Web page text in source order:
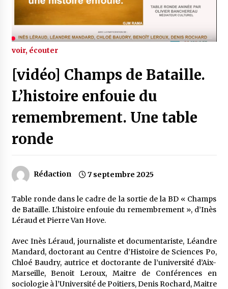
voir, écouter
[vidéo] Champs de Bataille.
L’histoire enfouie du
remembrement. Une table
ronde
Rédaction 7 septembre 2025
Table ronde dans le cadre de la sortie de la BD « Champs
de Bataille. L’histoire enfouie du remembrement », d’Inès
Léraud et Pierre Van Hove.
Avec Inès Léraud, journaliste et documentariste, Léandre
Mandard, doctorant au Centre d’Histoire de Sciences Po,
Chloé Baudry, autrice et doctorante de l’université d’Aix-
Marseille, Benoit Leroux, Maitre de Conférences en
sociologie à l’Université de Poitiers, Denis Rochard, Maitre